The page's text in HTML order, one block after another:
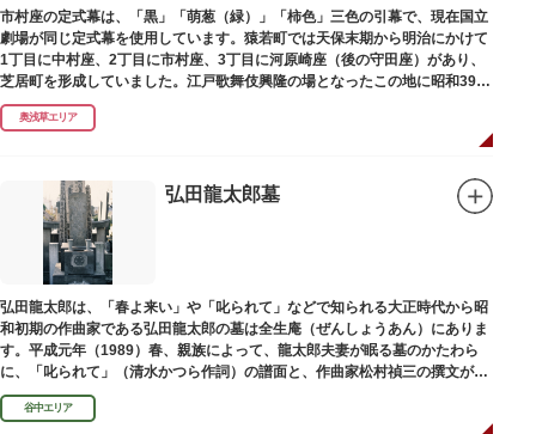
市村座の定式幕は、「黒」「萌葱（緑）」「柿色」三色の引幕で、現在国立
劇場が同じ定式幕を使用しています。猿若町では天保末期から明治にかけて
1丁目に中村座、2丁目に市村座、3丁目に河原崎座（後の守田座）があり、
芝居町を形成していました。江戸歌舞伎興隆の場となったこの地に昭和39年
（1964）に跡碑が建てられました。
奥浅草エリア
弘田龍太郎墓
弘田龍太郎は、「春よ来い」や「叱られて」などで知られる大正時代から昭
和初期の作曲家である弘田龍太郎の墓は全生庵（ぜんしょうあん）にありま
す。平成元年（1989）春、親族によって、龍太郎夫妻が眠る墓のかたわら
に、「叱られて」（清水かつら作詞）の譜面と、作曲家松村禎三の撰文が浮
き彫りされる碑が建立されました。
谷中エリア